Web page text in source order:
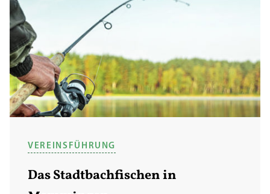
VEREINSFÜHRUNG
Das Stadtbachfischen in